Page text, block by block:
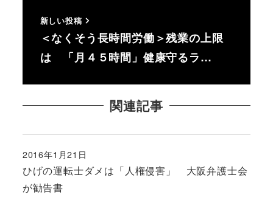
新しい投稿
＜なくそう長時間労働＞残業の上限
は 「月４５時間」健康守るラ…
関連記事
ひげの運転士ダメは「人権侵害」 大阪弁護士会
が勧告書
投稿日
2016年1月21日